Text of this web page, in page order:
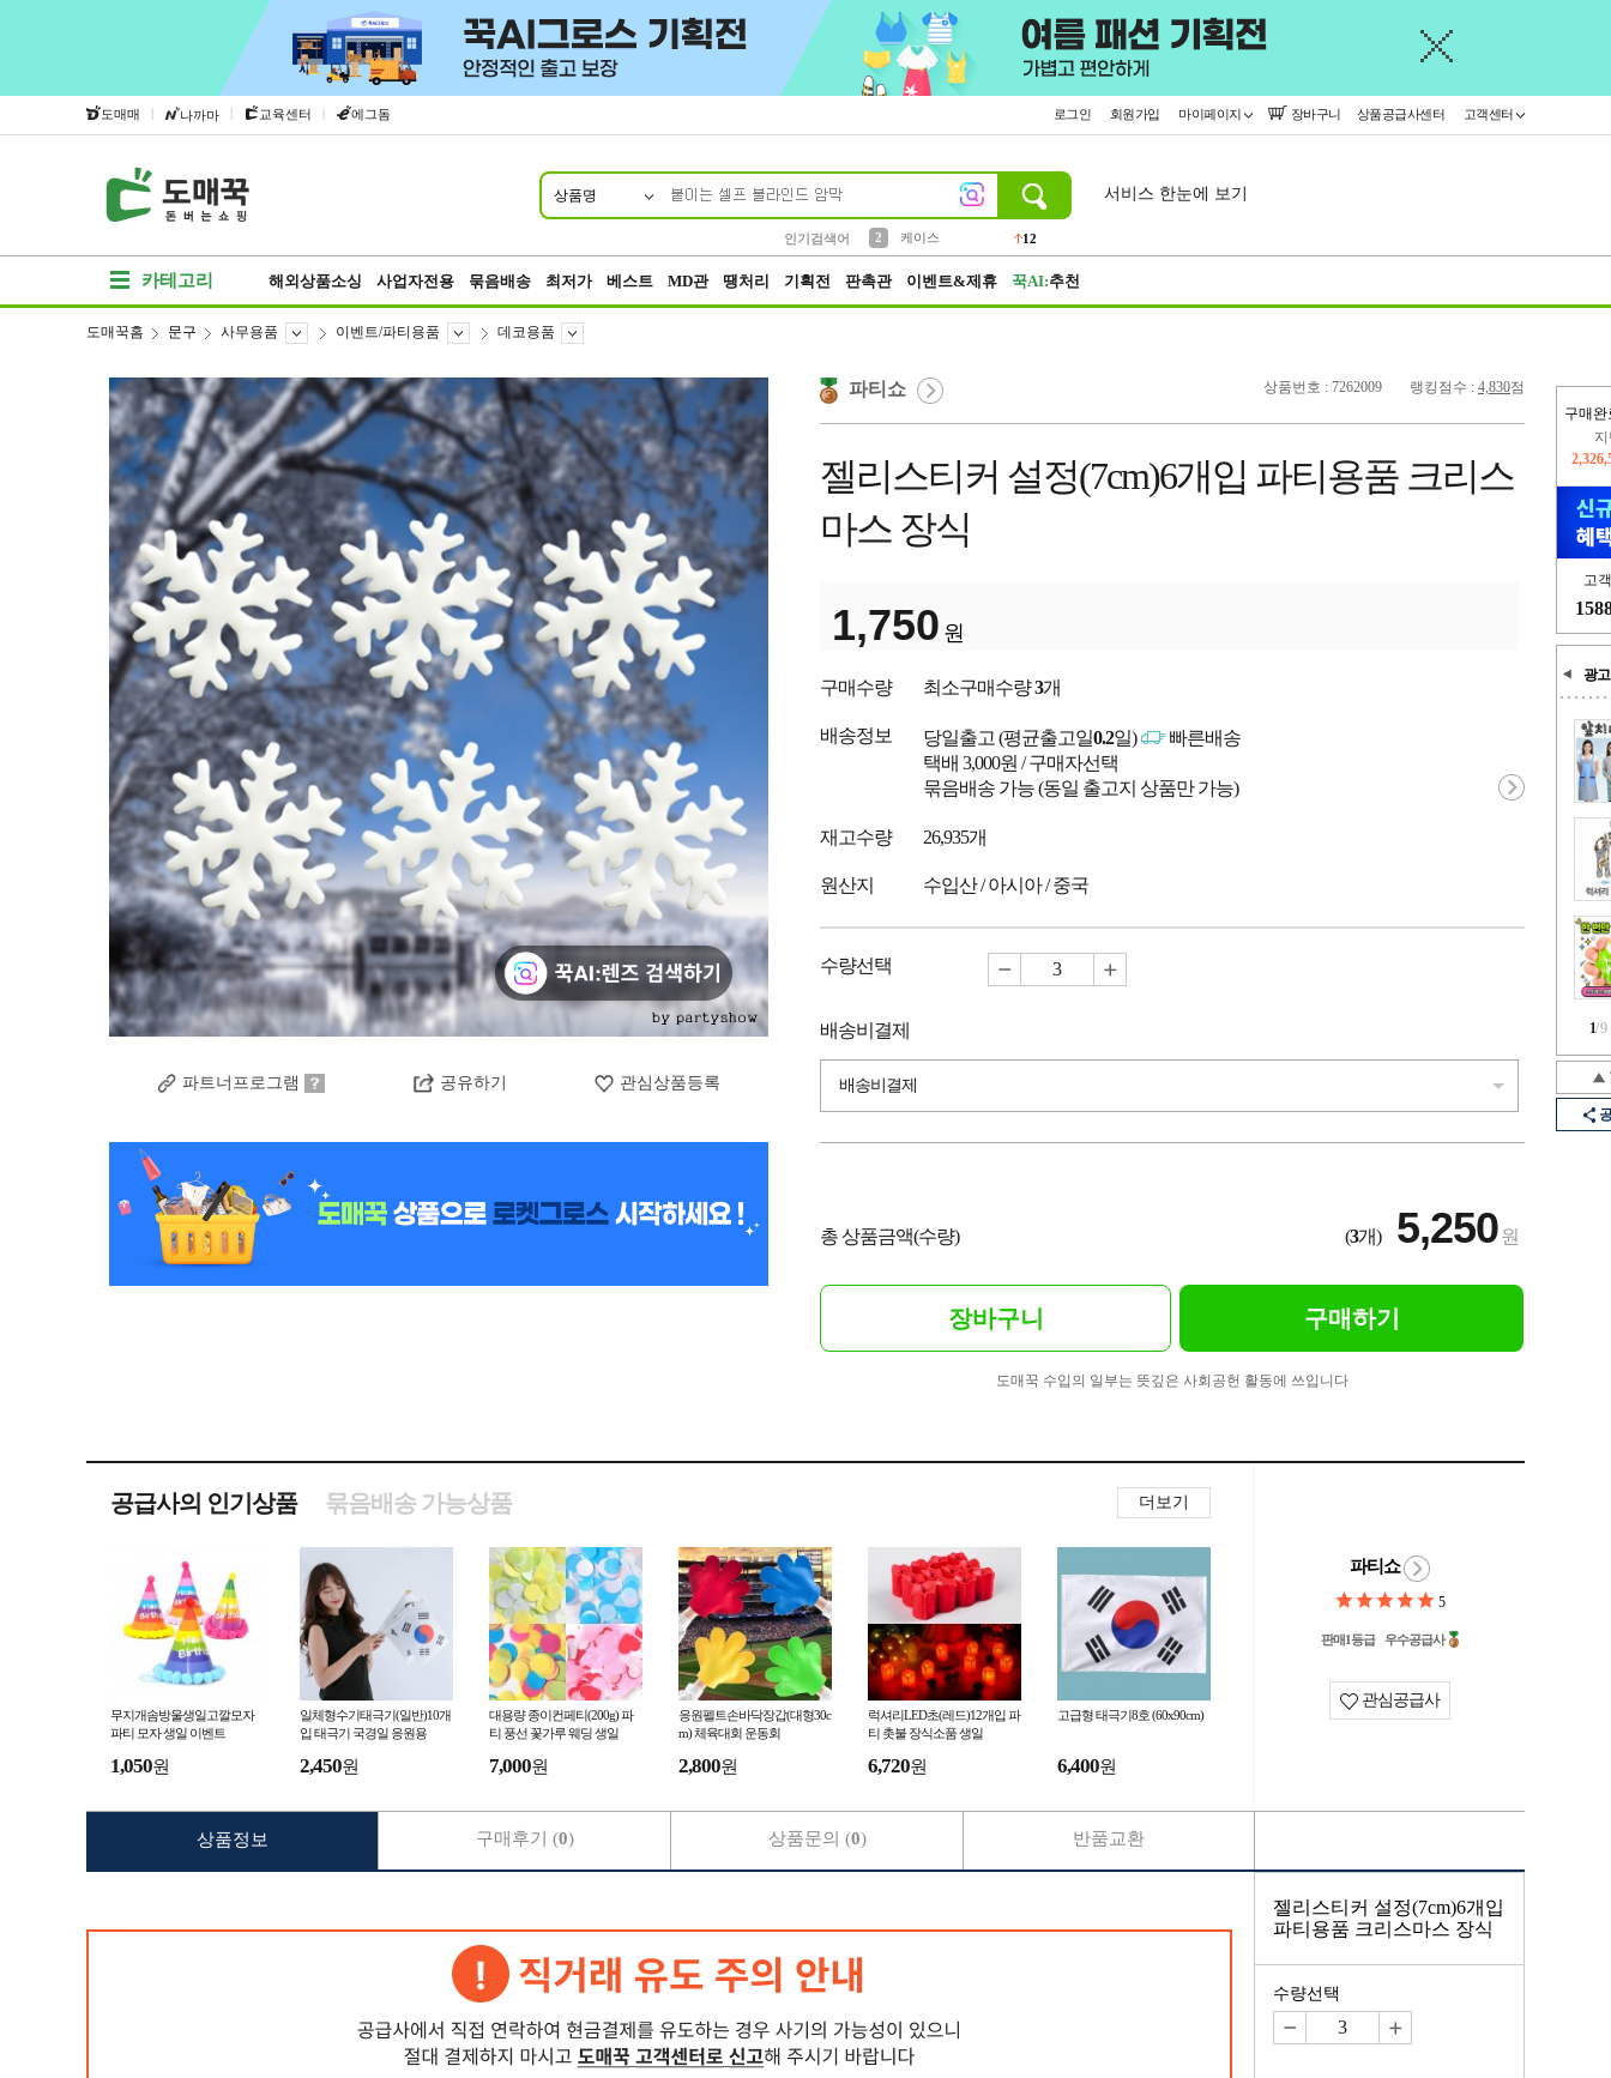
도매매 | 나까마 | 교육센터 | 에그돔 로그인 회원가입 마이페이지 장바구니 상품공급사센터 고객센터
상품명
인기검색어
3
생수
454
서비스 한눈에 보기
카테고리 해외상품소싱 사업자전용 묶음배송 최저가 베스트 MD관 땡처리 기획전 판촉관 이벤트&제휴 꾹AI:추천
구매완
고
광고
1/9
도매꾹홈 문구 사무용품 이벤트/파티용품 데코용품
파트너프로그램 공유하기 관심상품등록
상품번호 : 7262009 랭킹점수 : 4,830점
파티쇼
젤리스티커 설정(7cm)6개입 파티용품 크리스
마스 장식
1,750 원
구매수량 최소구매수량3개
배송정보 당일출고 (평균출고일0.2일)
빠른배송
택배 3,000원 / 구매자선택
묶음배송 가능 (동일 출고지 상품만 가능)
재고수량 26,935개
원산지 수입산 / 아시아 / 중국
수량선택
배송비결제
배송비결제
총 상품금액(수량) (3개) 5,250원
장바구니 구매하기
도매꾹 수입의 일부는 뜻깊은 사회공헌 활동에 쓰입니다
공급사의 인기상품 더보기
묶음배송 가능상품
무지개솜방울생일고깔모자
파티 모자 생일 이벤트
1,050원
일체형수기태극기(일반)10개
입 태극기 국경일 응원용
2,450원
대용량 종이컨페티(200g) 파
티 풍선 꽃가루 웨딩 생일
7,000원
응원펠트손바닥장갑(대형30c
m) 체육대회 운동회
2,800원
럭셔리LED초(레드)12개입 파
티 촛불 장식소품 생일
6,720원
고급형 태극기8호 (60x90cm)
6,400원
파티쇼
5
판매1등급 우수공급사
관심공급사
상품정보 구매후기 (0) 상품문의 (0) 반품교환
젤리스티커 설정(7cm)6개입
파티용품 크리스마스 장식
수량선택